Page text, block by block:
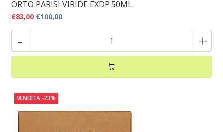
ORTO PARISI VIRIDE EXDP 50ML
€83,00 €100,00
- +
VENDITA -23%